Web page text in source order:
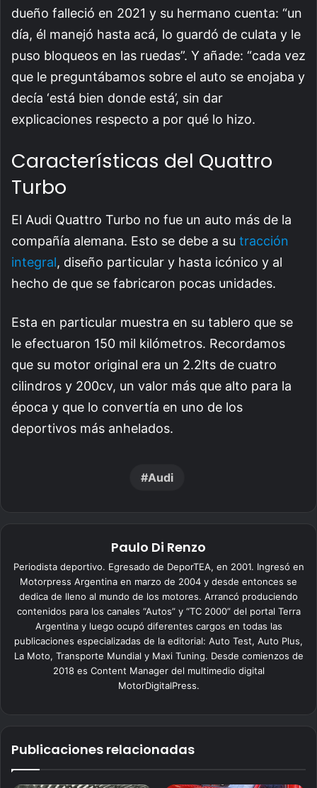
dueño falleció en 2021 y su hermano cuenta: “un
día, él manejó hasta acá, lo guardó de culata y le
puso bloqueos en las ruedas”. Y añade: “cada vez
que le preguntábamos sobre el auto se enojaba y
decía ‘está bien donde está’, sin dar
explicaciones respecto a por qué lo hizo.
Características del Quattro
Turbo
El Audi Quattro Turbo no fue un auto más de la
compañía alemana. Esto se debe a su tracción
integral, diseño particular y hasta icónico y al
hecho de que se fabricaron pocas unidades.
Esta en particular muestra en su tablero que se
le efectuaron 150 mil kilómetros. Recordamos
que su motor original era un 2.2lts de cuatro
cilindros y 200cv, un valor más que alto para la
época y que lo convertía en uno de los
deportivos más anhelados.
Audi
Paulo Di Renzo
Periodista deportivo. Egresado de DeporTEA, en 2001. Ingresó en
Motorpress Argentina en marzo de 2004 y desde entonces se
dedica de lleno al mundo de los motores. Arrancó produciendo
contenidos para los canales “Autos” y “TC 2000” del portal Terra
Argentina y luego ocupó diferentes cargos en todas las
publicaciones especializadas de la editorial: Auto Test, Auto Plus,
La Moto, Transporte Mundial y Maxi Tuning. Desde comienzos de
2018 es Content Manager del multimedio digital
MotorDigitalPress.
Publicaciones relacionadas